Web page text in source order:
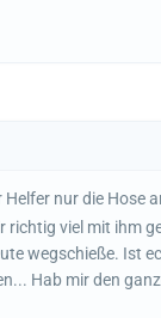
Helfer nur die Hose
richtig viel mit ihm
wegschieße. Ist
Hab mir den